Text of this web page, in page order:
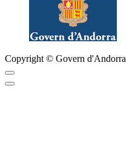
Copyright © Govern d'Andorra